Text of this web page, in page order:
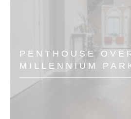
PENTHOUSE
MILLENNIUM